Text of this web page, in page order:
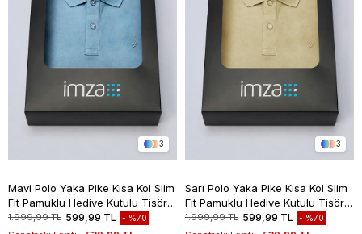
3
Mavi Polo Yaka Pike Kısa Kol Slim
Fit Pamuklu Hediye Kutulu Tişört
1011260169
1.999,99 TL 599,99 TL %70
3
Sarı Polo Yaka Pike Kısa Kol Slim
Fit Pamuklu Hediye Kutulu Tişört
1011260169
1.999,99 TL 599,99 TL %70